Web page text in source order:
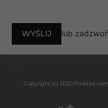
lub
Copyright (c) 2020